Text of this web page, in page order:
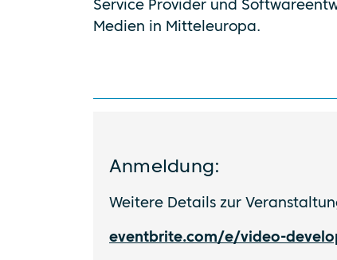
Service Provider und
Medien in Mitteleuropa.
Anmeldung:
Weitere Details zur
eventbrite.com/e/video-